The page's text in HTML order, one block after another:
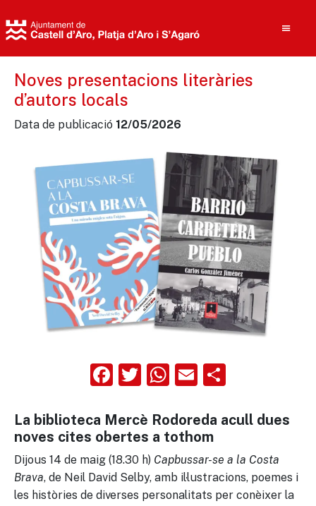
Noves presentacions literàries
d’autors locals
Data de publicació 12/05/2026
Facebook
Twitter
WhatsApp
Email
La biblioteca Mercè Rodoreda acull dues
noves cites obertes a tothom
Dijous 14 de maig (18.30 h) Capbussar-se a la Costa
Brava, de Neil David Selby, amb il·lustracions, poemes i
les històries de diverses personalitats per conèixer la